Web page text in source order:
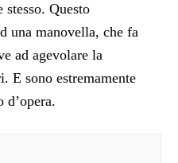
Questo
una manovella, che fa
ad agevolare la
E sono estremamente